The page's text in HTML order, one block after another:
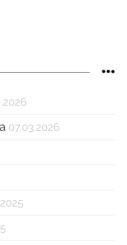
07.03.2026